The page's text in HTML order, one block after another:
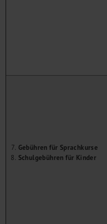
Gebühren für Sprachkurse
Schulgebühren für Kinder